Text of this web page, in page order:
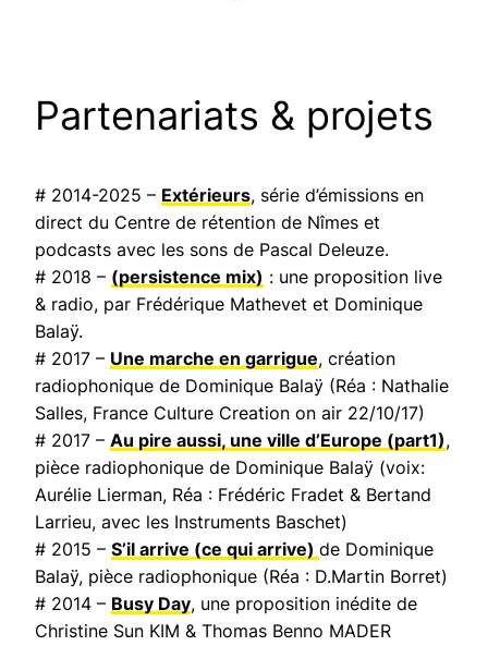
Partenariats & projets
# 2014-2025 – Extérieurs, série d’émissions en
direct du Centre de rétention de Nîmes et
podcasts avec les sons de Pascal Deleuze.
# 2018 – (persistence mix) : une proposition live
& radio, par Frédérique Mathevet et Dominique
Balaÿ.
# 2017 – Une marche en garrigue, création
radiophonique de Dominique Balaÿ (Réa : Nathalie
Salles, France Culture Creation on air 22/10/17)
# 2017 – Au pire aussi, une ville d’Europe (part1),
pièce radiophonique de Dominique Balaÿ (voix:
Aurélie Lierman, Réa : Frédéric Fradet & Bertand
Larrieu, avec les Instruments Baschet)
# 2015 – S’il arrive (ce qui arrive) de Dominique
Balaÿ, pièce radiophonique (Réa : D.Martin Borret)
# 2014 – Busy Day, une proposition inédite de
Christine Sun KIM & Thomas Benno MADER